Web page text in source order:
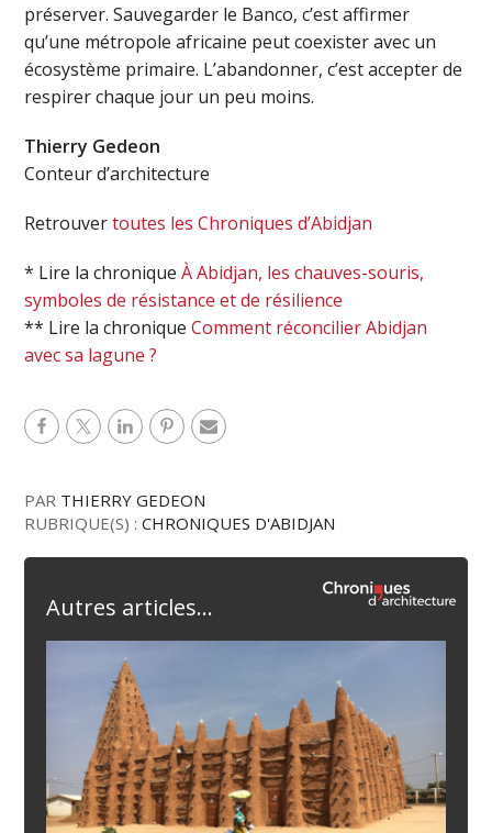
préserver. Sauvegarder le Banco, c’est affirmer
qu’une métropole africaine peut coexister avec un
écosystème primaire. L’abandonner, c’est accepter de
respirer chaque jour un peu moins.
Thierry Gedeon
Conteur d’architecture
Retrouvertoutes les Chroniques d’Abidjan
* Lire la chroniqueÀ Abidjan, les chauves-souris,
symboles de résistance et de résilience
** Lire la chroniqueComment réconcilier Abidjan
avec sa lagune ?
PAR THIERRY GEDEON
RUBRIQUE(S) :CHRONIQUES D'ABIDJAN
Autres articles...